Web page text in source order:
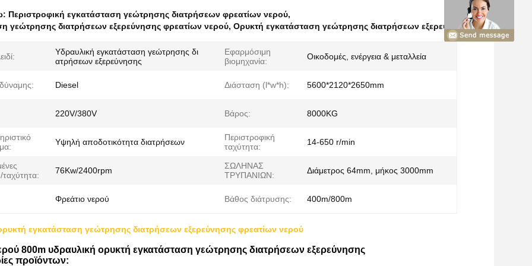
Περιστροφική εγκατάσταση γεώτρησης διατρήσεων φρεατίων νερού,
γεώτρησης διατρήσεων εξερεύνησης φρεατίων νερού, Ορυκτή εγκατάσταση γεώτρησης διατρήσεων εξερεύνησης
Υδραυλική εγκατάσταση γεώτρησης δι
ατρήσεων εξερεύνησης
Εφαρμόσιμη
βιομηχανία:
Οικοδομές, ενέργεια & μεταλλεία
Diesel Διάσταση (l*w*h): 5600*2120*2650mm
220V/380V Βάρος: 8000KG
Υψηλή αποδοτικότητα διατρήσεων
Περιστροφική
ταχύτητα:
14-650 r/min
76Kw/2400rpm
ΣΩΛΗΝΑΣ
ΤΡΥΠΑΝΙΩΝ:
Διάμετρος 64mm, μήκος 3000mm
Φρεάτιο νερού Βάθος διάτρυσης: 400m/800m
εγκατάσταση γεώτρησης διατρήσεων εξερεύνησης φρεατίων νερού
800m υδραυλική ορυκτή εγκατάσταση γεώτρησης διατρήσεων εξερεύνησης
προϊόντων: